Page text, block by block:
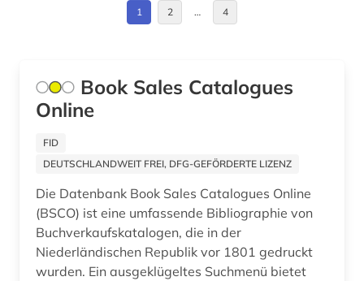
geschichte 1600-1900 (1)
geschichte 1630-1725 (1)
geschichte 1670-1870 (1)
geschichte 1800 -2000 (1)
geschichte 1814-1995 (1)
1 2 … 4
Book Sales Catalogues
Online
FID
DEUTSCHLANDWEIT FREI, DFG-GEFÖRDERTE LIZENZ
Die Datenbank Book Sales Catalogues Online
(BSCO) ist eine umfassende Bibliographie von
Buchverkaufskatalogen, die in der
Niederländischen Republik vor 1801 gedruckt
wurden. Ein ausgeklügeltes Suchmenü bietet